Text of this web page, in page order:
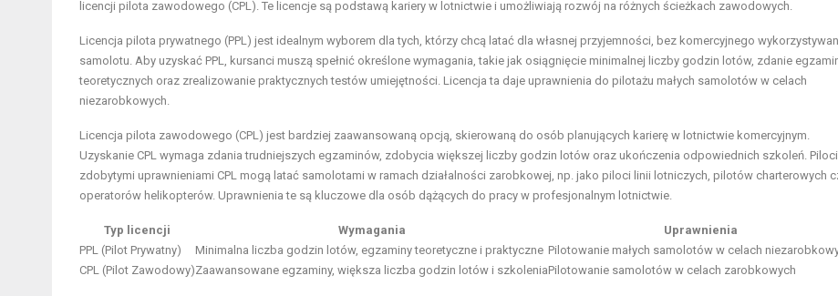
licencji pilota zawodowego (CPL). Te licencje są podstawą kariery w lotnictwie i umożliwiają rozwój na różnych ścieżkach zawodowych.
Licencja pilota prywatnego (PPL) jest idealnym wyborem dla tych, którzy chcą latać dla własnej przyjemności, bez komercyjnego
samolotu. Aby uzyskać PPL, kursanci muszą spełnić określone wymagania, takie jak osiągnięcie minimalnej liczby godzin lotów, zdanie
teoretycznych oraz zrealizowanie praktycznych testów umiejętności. Licencja ta daje uprawnienia do pilotażu małych samolotów w celach
niezarobkowych.
Licencja pilota zawodowego (CPL) jest bardziej zaawansowaną opcją, skierowaną do osób planujących karierę w lotnictwie komercyjnym.
Uzyskanie CPL wymaga zdania trudniejszych egzaminów, zdobycia większej liczby godzin lotów oraz ukończenia odpowiednich szkoleń.
zdobytymi uprawnieniami CPL mogą latać samolotami w ramach działalności zarobkowej, np. jako piloci linii lotniczych, pilotów charterowych
operatorów helikopterów. Uprawnienia te są kluczowe dla osób dążących do pracy w profesjonalnym lotnictwie.
Typ licencji Wymagania
Uprawnienia
PPL (Pilot Prywatny)
Minimalna liczba godzin lotów, egzaminy teoretyczne i praktyczne Pilotowanie małych samolotów w celach
CPL (Pilot Zawodowy)Zaawansowane egzaminy, większa liczba godzin lotów i szkoleniaPilotowanie samolotów w celach zarobkowych